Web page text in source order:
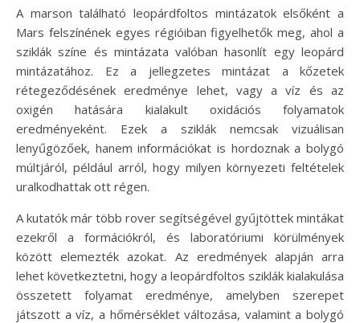
A marson található leopárdfoltos mintázatok elsőként a
Mars felszínének egyes régióiban figyelhetők meg, ahol a
sziklák színe és mintázata valóban hasonlít egy leopárd
mintázatához. Ez a jellegzetes mintázat a kőzetek
rétegeződésének eredménye lehet, vagy a víz és az
oxigén hatására kialakult oxidációs folyamatok
eredményeként. Ezek a sziklák nemcsak vizuálisan
lenyűgözőek, hanem információkat is hordoznak a bolygó
múltjáról, például arról, hogy milyen környezeti feltételek
uralkodhattak ott régen.
A kutatók már több rover segítségével gyűjtöttek mintákat
ezekről a formációkról, és laboratóriumi körülmények
között elemezték azokat. Az eredmények alapján arra
lehet következtetni, hogy a leopárdfoltos sziklák kialakulása
összetett folyamat eredménye, amelyben szerepet
játszott a víz, a hőmérséklet változása, valamint a bolygó